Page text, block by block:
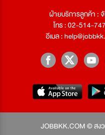
ฝ่ายบริการลูกค้า :
โทร : 02-514-
อีเมล :
JOBBKK.COM © สง